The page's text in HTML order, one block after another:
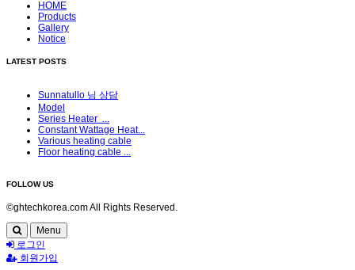
HOME
Products
Gallery
Notice
LATEST POSTS
Sunnatullo 님 상담
Model
Series Heater ...
Constant Wattage Heat...
Various heating cable
Floor heating cable ...
FOLLOW US
©ghtechkorea.com All Rights Reserved.
Menu
로그인
회원가입